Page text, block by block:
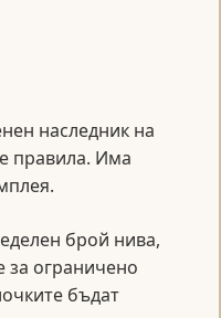
наследник на
правила. Има
брой нива,
за ограничено
бъдат